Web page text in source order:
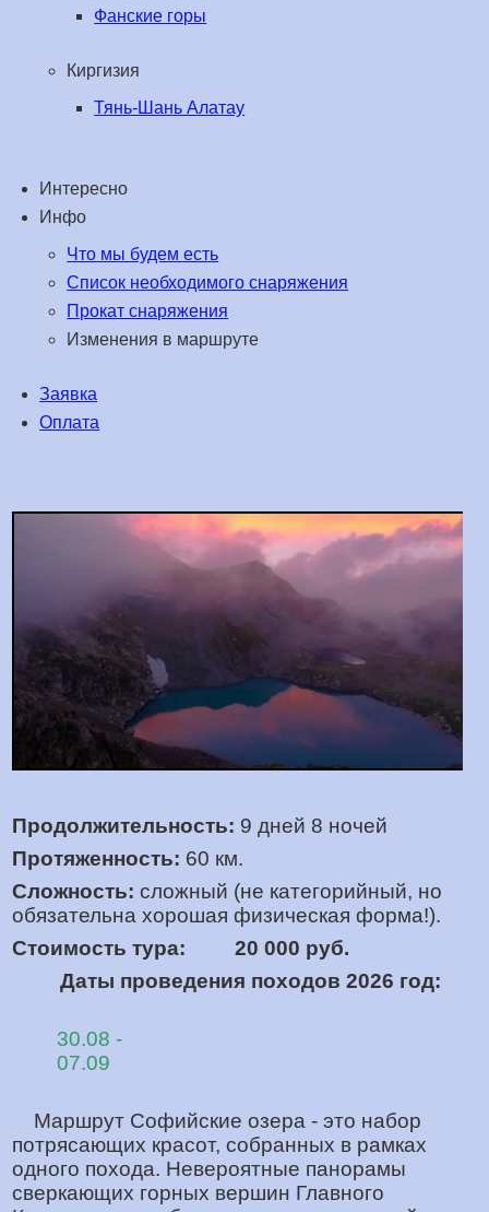
Фанские горы
Киргизия
Тянь-Шань Алатау
Интересно
Инфо
Что мы будем есть
Список необходимого снаряжения
Прокат снаряжения
Изменения в маршруте
Заявка
Оплата
Продолжительность: 9 дней 8 ночей
Протяженность: 60 км.
Сложность: сложный (не категорийный, но
обязательна хорошая физическая форма!).
Стоимость тура:
20 000 руб.
Даты проведения походов 2026 год:
30.08 -
07.09
Маршрут Софийские озера - это набор
потрясающих красот, собранных в рамках
одного похода. Невероятные панорамы
сверкающих горных вершин Главного